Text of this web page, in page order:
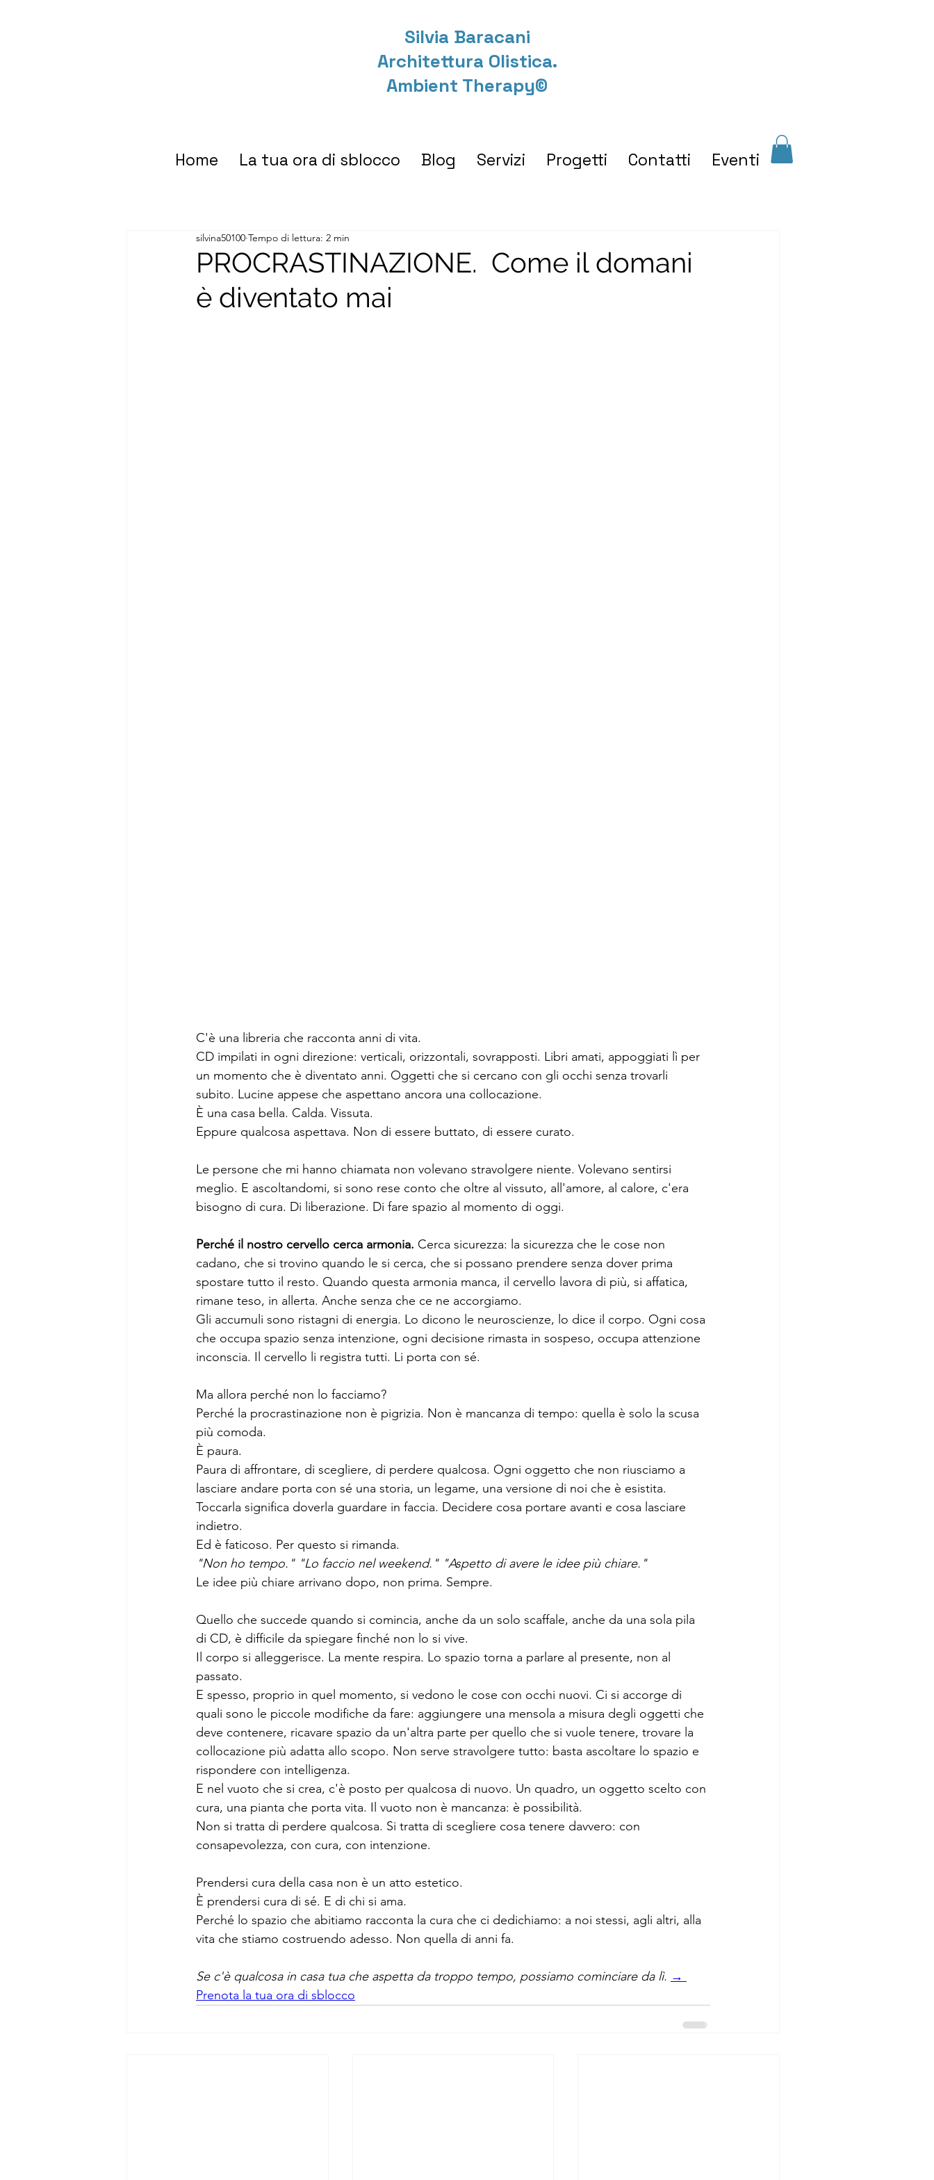
Silvia Baracani
Architettura Olistica.
Ambient Therapy©
Home La tua ora di sblocco Blog Servizi Progetti Contatti Eventi
PROCRASTINAZIONE. Come il domani
è diventato mai
silvina50100 Tempo di lettura: 2 min
C'è una libreria che racconta anni di vita.
CD impilati in ogni direzione: verticali, orizzontali, sovrapposti. Libri amati, appoggiati lì per
un momento che è diventato anni. Oggetti che si cercano con gli occhi senza trovarli
subito. Lucine appese che aspettano ancora una collocazione.
È una casa bella. Calda. Vissuta.
Eppure qualcosa aspettava. Non di essere buttato, di essere curato.
Le persone che mi hanno chiamata non volevano stravolgere niente. Volevano sentirsi
meglio. E ascoltandomi, si sono rese conto che oltre al vissuto, all'amore, al calore, c'era
bisogno di cura. Di liberazione. Di fare spazio al momento di oggi.
Perché il nostro cervello cerca armonia. Cerca sicurezza: la sicurezza che le cose non
cadano, che si trovino quando le si cerca, che si possano prendere senza dover prima
spostare tutto il resto. Quando questa armonia manca, il cervello lavora di più, si affatica,
rimane teso, in allerta. Anche senza che ce ne accorgiamo.
Gli accumuli sono ristagni di energia. Lo dicono le neuroscienze, lo dice il corpo. Ogni cosa
che occupa spazio senza intenzione, ogni decisione rimasta in sospeso, occupa attenzione
inconscia. Il cervello li registra tutti. Li porta con sé.
Ma allora perché non lo facciamo?
Perché la procrastinazione non è pigrizia. Non è mancanza di tempo: quella è solo la scusa
più comoda.
È paura.
Paura di affrontare, di scegliere, di perdere qualcosa. Ogni oggetto che non riusciamo a
lasciare andare porta con sé una storia, un legame, una versione di noi che è esistita.
Toccarla significa doverla guardare in faccia. Decidere cosa portare avanti e cosa lasciare
indietro.
Ed è faticoso. Per questo si rimanda.
"Non ho tempo." "Lo faccio nel weekend." "Aspetto di avere le idee più chiare."
Le idee più chiare arrivano dopo, non prima. Sempre.
Quello che succede quando si comincia, anche da un solo scaffale, anche da una sola pila
di CD, è difficile da spiegare finché non lo si vive.
Il corpo si alleggerisce. La mente respira. Lo spazio torna a parlare al presente, non al
passato.
E spesso, proprio in quel momento, si vedono le cose con occhi nuovi. Ci si accorge di
quali sono le piccole modifiche da fare: aggiungere una mensola a misura degli oggetti che
deve contenere, ricavare spazio da un'altra parte per quello che si vuole tenere, trovare la
collocazione più adatta allo scopo. Non serve stravolgere tutto: basta ascoltare lo spazio e
rispondere con intelligenza.
E nel vuoto che si crea, c'è posto per qualcosa di nuovo. Un quadro, un oggetto scelto con
cura, una pianta che porta vita. Il vuoto non è mancanza: è possibilità.
Non si tratta di perdere qualcosa. Si tratta di scegliere cosa tenere davvero: con
consapevolezza, con cura, con intenzione.
Prendersi cura della casa non è un atto estetico.
È prendersi cura di sé. E di chi si ama.
Perché lo spazio che abitiamo racconta la cura che ci dedichiamo: a noi stessi, agli altri, alla
vita che stiamo costruendo adesso. Non quella di anni fa.
Se c'è qualcosa in casa tua che aspetta da troppo tempo, possiamo cominciare da lì. →
Prenota la tua ora di sblocco